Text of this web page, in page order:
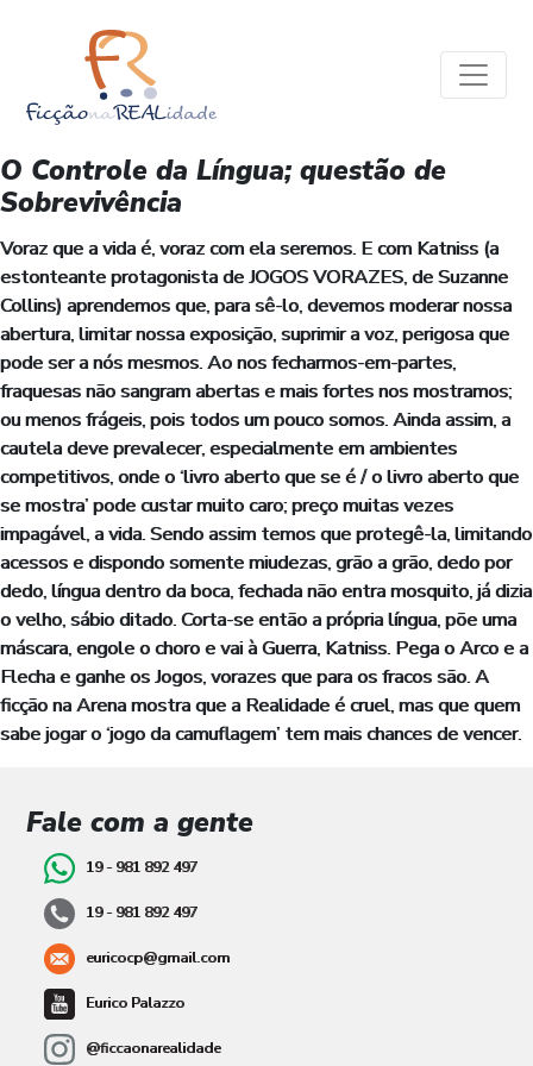
O Controle da Língua; questão de
Sobrevivência
Voraz que a vida é, voraz com ela seremos. E com Katniss (a
estonteante protagonista de JOGOS VORAZES, de Suzanne
Collins) aprendemos que, para sê-lo, devemos moderar nossa
abertura, limitar nossa exposição, suprimir a voz, perigosa que
pode ser a nós mesmos. Ao nos fecharmos-em-partes,
fraquesas não sangram abertas e mais fortes nos mostramos;
ou menos frágeis, pois todos um pouco somos. Ainda assim, a
cautela deve prevalecer, especialmente em ambientes
competitivos, onde o ‘livro aberto que se é / o livro aberto que
se mostra’ pode custar muito caro; preço muitas vezes
impagável, a vida. Sendo assim temos que protegê-la, limitando
acessos e dispondo somente miudezas, grão a grão, dedo por
dedo, língua dentro da boca, fechada não entra mosquito, já dizia
o velho, sábio ditado. Corta-se então a própria língua, põe uma
máscara, engole o choro e vai à Guerra, Katniss. Pega o Arco e a
Flecha e ganhe os Jogos, vorazes que para os fracos são. A
ficção na Arena mostra que a Realidade é cruel, mas que quem
sabe jogar o ‘jogo da camuflagem’ tem mais chances de vencer.
Fale com a gente
19 - 981 892 497
19 - 981 892 497
euricocp@gmail.com
Eurico Palazzo
@ficcaonarealidade